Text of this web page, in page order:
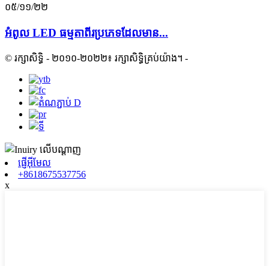
០៥/១១/២២
អំពូល LED ធម្មតាពីរប្រភេទដែលមាន...
© រក្សាសិទ្ធិ - ២០១០-២០២២៖ រក្សាសិទ្ធិគ្រប់យ៉ាង។ -
ផ្ញើអ៊ីមែល
+8618675537756
x